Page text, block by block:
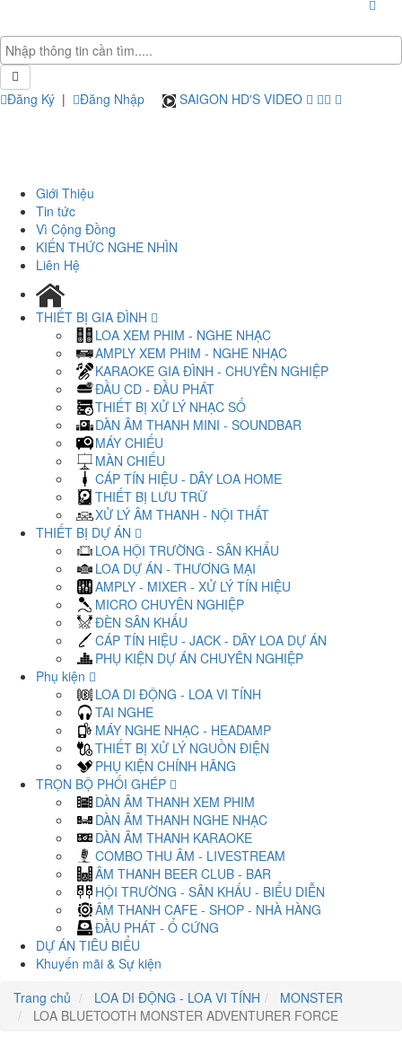
Đăng Ký | Đăng Nhập SAIGON HD'S VIDEO
Giới Thiệu
Tin tức
Vì Cộng Đồng
KIẾN THỨC NGHE NHÌN
Liên Hệ
THIẾT BỊ GIA ĐÌNH
LOA XEM PHIM - NGHE NHẠC
AMPLY XEM PHIM - NGHE NHẠC
KARAOKE GIA ĐÌNH - CHUYÊN NGHIỆP
ĐẦU CD - ĐẦU PHÁT
THIẾT BỊ XỬ LÝ NHẠC SỐ
DÀN ÂM THANH MINI - SOUNDBAR
MÁY CHIẾU
MÀN CHIẾU
CÁP TÍN HIỆU - DÂY LOA HOME
THIẾT BỊ LƯU TRỮ
XỬ LÝ ÂM THANH - NỘI THẤT
THIẾT BỊ DỰ ÁN
LOA HỘI TRƯỜNG - SÂN KHẤU
LOA DỰ ÁN - THƯƠNG MẠI
AMPLY - MIXER - XỬ LÝ TÍN HIỆU
MICRO CHUYÊN NGHIỆP
ĐÈN SÂN KHẤU
CÁP TÍN HIỆU - JACK - DÂY LOA DỰ ÁN
PHỤ KIỆN DỰ ÁN CHUYÊN NGHIỆP
Phụ kiện
LOA DI ĐỘNG - LOA VI TÍNH
TAI NGHE
MÁY NGHE NHẠC - HEADAMP
THIẾT BỊ XỬ LÝ NGUỒN ĐIỆN
PHỤ KIỆN CHÍNH HÃNG
TRỌN BỘ PHỐI GHÉP
DÀN ÂM THANH XEM PHIM
DÀN ÂM THANH NGHE NHẠC
DÀN ÂM THANH KARAOKE
COMBO THU ÂM - LIVESTREAM
ÂM THANH BEER CLUB - BAR
HỘI TRƯỜNG - SÂN KHẤU - BIỂU DIỄN
ÂM THANH CAFE - SHOP - NHÀ HÀNG
ĐẦU PHÁT - Ổ CỨNG
DỰ ÁN TIÊU BIỂU
Khuyến mãi & Sự kiện
Trang chủ
LOA DI ĐỘNG - LOA VI TÍNH
MONSTER
LOA BLUETOOTH MONSTER ADVENTURER FORCE